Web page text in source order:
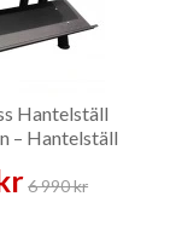
Hantelställ
– Hantelställ
6 990 kr